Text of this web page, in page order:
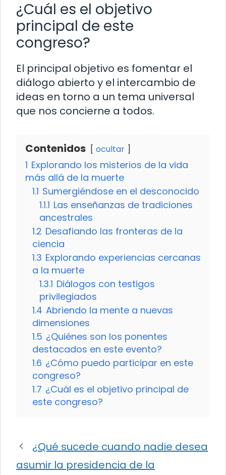
¿Cuál es el objetivo
principal de este
congreso?
El principal objetivo es fomentar el
diálogo abierto y el intercambio de
ideas en torno a un tema universal
que nos concierne a todos.
Contenidos ocultar
1 Explorando los misterios de la vida
más allá de la muerte
1.1 Sumergiéndose en el desconocido
1.1.1 Las enseñanzas de tradiciones
ancestrales
1.2 Desafiando las fronteras de la
ciencia
1.3 Explorando experiencias cercanas
a la muerte
1.3.1 Diálogos con testigos
privilegiados
1.4 Abriendo la mente a nuevas
dimensiones
1.5 ¿Quiénes son los ponentes
destacados en este evento?
1.6 ¿Cómo puedo participar en este
congreso?
1.7 ¿Cuál es el objetivo principal de
este congreso?
¿Qué sucede cuando nadie desea
asumir la presidencia de la